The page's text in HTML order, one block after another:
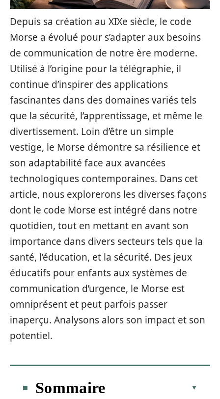
Depuis sa création au XIXe siècle, le code
Morse a évolué pour s’adapter aux besoins
de communication de notre ère moderne.
Utilisé à l’origine pour la télégraphie, il
continue d’inspirer des applications
fascinantes dans des domaines variés tels
que la sécurité, l’apprentissage, et même le
divertissement. Loin d’être un simple
vestige, le Morse démontre sa résilience et
son adaptabilité face aux avancées
technologiques contemporaines. Dans cet
article, nous explorerons les diverses façons
dont le code Morse est intégré dans notre
quotidien, tout en mettant en avant son
importance dans divers secteurs tels que la
santé, l’éducation, et la sécurité. Des jeux
éducatifs pour enfants aux systèmes de
communication d’urgence, le Morse est
omniprésent et peut parfois passer
inaperçu. Analysons alors son impact et son
potentiel.
Sommaire